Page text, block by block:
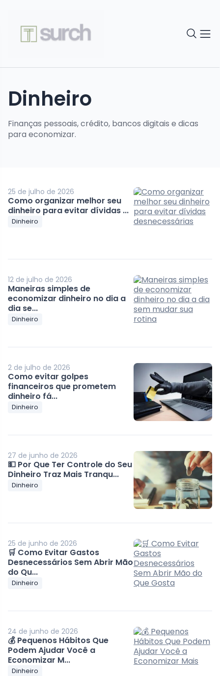
Dinheiro
Finanças pessoais, crédito, bancos digitais e dicas
para economizar.
25 de julho de 2026
Como organizar melhor seu
dinheiro para evitar dívidas ...
Dinheiro
12 de julho de 2026
Maneiras simples de
economizar dinheiro no dia a
dia se...
Dinheiro
2 de julho de 2026
Como evitar golpes
financeiros que prometem
dinheiro fá...
Dinheiro
27 de junho de 2026
💵 Por Que Ter Controle do Seu
Dinheiro Traz Mais Tranqu...
Dinheiro
25 de junho de 2026
🛒 Como Evitar Gastos
Desnecessários Sem Abrir Mão
do Qu...
Dinheiro
24 de junho de 2026
💰 Pequenos Hábitos Que
Podem Ajudar Você a
Economizar M...
Dinheiro